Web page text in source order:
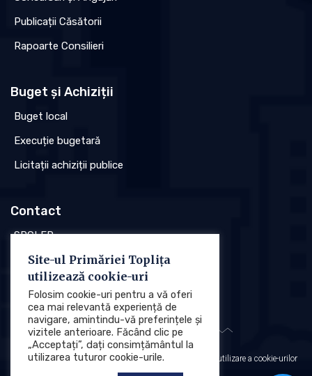
Publicații Căsătorii
Rapoarte Consilieri
Buget și Achiziții
Buget local
Execuție bugetară
Licitații achiziții publice
Contact
SPCLEP
Stare civilă
Poliția locală
Protecția datelor cu caracter personal (GDPR) Politica de utilizare a cookie-urilor
Site-ul Primăriei Toplița
utilizează cookie-uri
Folosim cookie-uri pentru a vă oferi
cea mai relevantă experiență de
navigare, amintindu-vă preferințele și
vizitele anterioare. Făcând clic pe
„Acceptați”, dați consimțământul la
utilizarea tuturor cookie-urile.